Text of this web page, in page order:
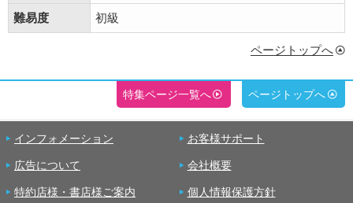
難易度 初級
ページトップへ
特集ページ一覧へ ページトップへ
インフォメーション お客様サポート
広告について 会社概要
特約店様・書店様ご案内 個人情報保護方針